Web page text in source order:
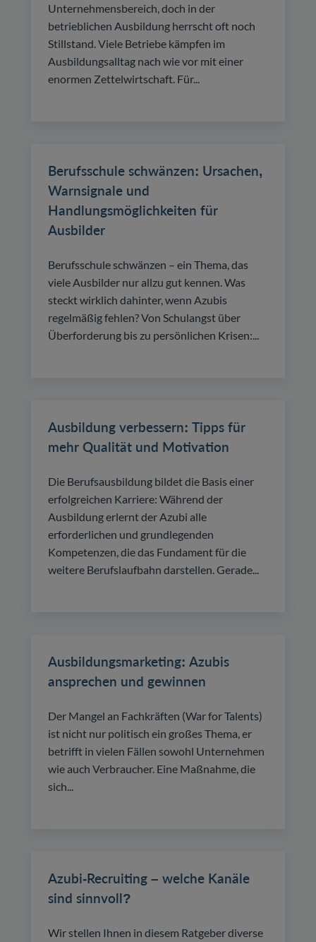
Unternehmensbereich, doch in der
betrieblichen Ausbildung herrscht oft noch
Stillstand. Viele Betriebe kämpfen im
Ausbildungsalltag nach wie vor mit einer
enormen Zettelwirtschaft. Für...
Berufsschule schwänzen: Ursachen,
Warnsignale und
Handlungsmöglichkeiten für
Ausbilder
Berufsschule schwänzen – ein Thema, das
viele Ausbilder nur allzu gut kennen. Was
steckt wirklich dahinter, wenn Azubis
regelmäßig fehlen? Von Schulangst über
Überforderung bis zu persönlichen Krisen:...
Ausbildung verbessern: Tipps für
mehr Qualität und Motivation
Die Berufsausbildung bildet die Basis einer
erfolgreichen Karriere: Während der
Ausbildung erlernt der Azubi alle
erforderlichen und grundlegenden
Kompetenzen, die das Fundament für die
weitere Berufslaufbahn darstellen. Gerade...
Ausbildungsmarketing: Azubis
ansprechen und gewinnen
Der Mangel an Fachkräften (War for Talents)
ist nicht nur politisch ein großes Thema, er
betrifft in vielen Fällen sowohl Unternehmen
wie auch Verbraucher. Eine Maßnahme, die
sich...
Azubi-Recruiting – welche Kanäle
sind sinnvoll?
Wir stellen Ihnen in diesem Ratgeber diverse